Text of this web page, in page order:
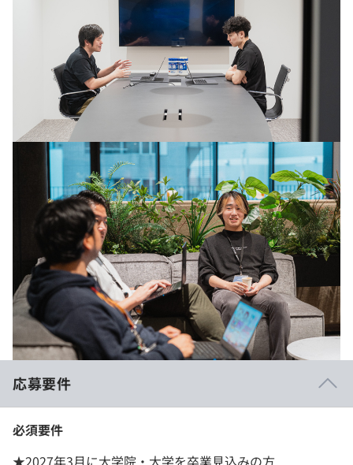
応募要件
必須要件
★2027年3月に大学院・大学を卒業見込みの方